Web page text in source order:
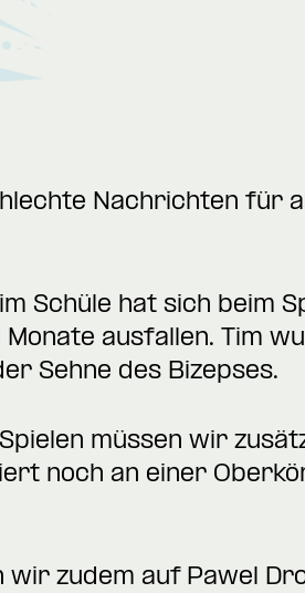
Nachrichten für
Schüle hat sich beim
ausfallen. Tim
Sehne des Bizepses.
müssen wir
noch an einer
wir zudem auf Pawel